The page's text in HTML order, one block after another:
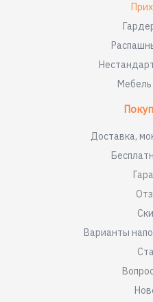
Доставка,
Варианты